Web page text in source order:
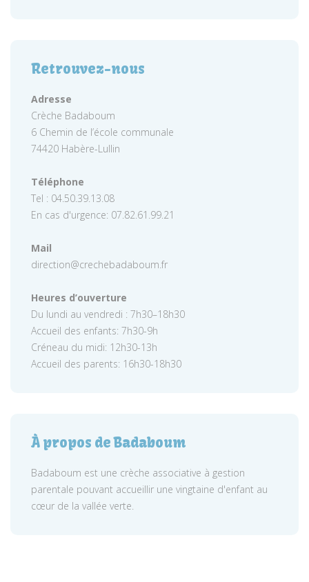
Retrouvez-nous
Adresse
Crèche Badaboum
6 Chemin de l’école communale
74420 Habère-Lullin
Téléphone
Tel : 04.50.39.13.08
En cas d'urgence: 07.82.61.99.21
Mail
direction@crechebadaboum.fr
Heures d’ouverture
Du lundi au vendredi : 7h30–18h30
Accueil des enfants: 7h30-9h
Créneau du midi: 12h30-13h
Accueil des parents: 16h30-18h30
À propos de Badaboum
Badaboum est une crèche associative à gestion
parentale pouvant accueillir une vingtaine d'enfant au
cœur de la vallée verte.